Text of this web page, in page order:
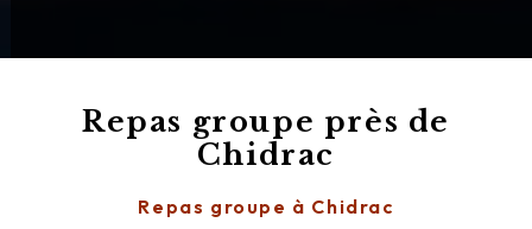
Repas groupe près de
Chidrac
Repas groupe à Chidrac